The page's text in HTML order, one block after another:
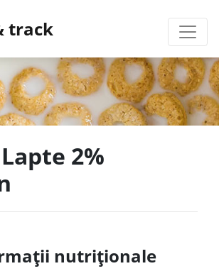
track
2%
nutriționale